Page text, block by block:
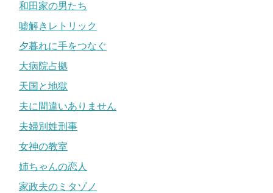
和田家の男たち
嘘解きレトリック
夕暮れに手をつなぐ
大病院占拠
天国と地獄
夫に間違いありません
夫婦別姓刑事
女神の教室
姉ちゃんの恋人
家政夫のミタゾノ